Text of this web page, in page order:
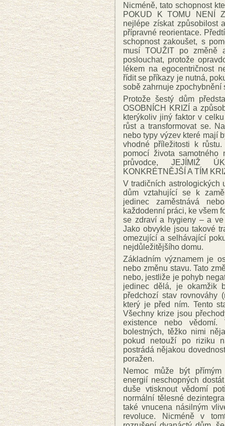
Nicméně, tato schopnost
POKUD K TOMU NENÍ
nejlépe získat způsobilost
přípravné reorientace.
schopnost zakoušet, s
musí TOUŽIT po změně
poslouchat, protože
lékem na egocentričnost
řídit se příkazy je nutná,
sobě zahrnuje zpochybnění
Protože šestý dům
OSOBNÍCH KRIZÍ a
kterýkoliv jiný faktor v
růst a transformovat se.
nebo typy výzev které mají
vhodné příležitosti k
pomocí života samotného
průvodce, JEJÍMIŽ
KONKRÉTNĚJŠÍ A TÍM
V tradičních astrologických
dům vztahující se k
jedinec zaměstnává
každodenní práci, ke všem
se zdraví a hygieny – a ve
Jako obvykle jsou takové
omezující a selhávající
nejdůležitějšího domu.
Základním významem je
nebo změnu stavu. Tato
nebo, jestliže je pohyb
jedinec dělá, je okamžik
předchozí stav rovnováhy
který je před ním. Tento
Všechny krize jsou
existence nebo
bolestných, těžko nimi
pokud netouží po riziku
postrádá nějakou
poražen.
Nemoc může být
energií neschopných
duše vtisknout vědomí
normální tělesné
také vnucena násilným
revoluce. Nicméně v